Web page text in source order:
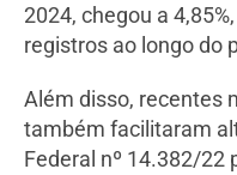
2024, chegou a
registros ao longo do
Além disso, recentes
também facilitaram
Federal nº 14.382/22